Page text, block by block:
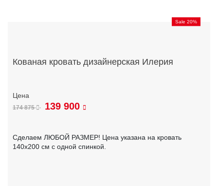
Sale 20%
Кованая кровать дизайнерская Илерия
174 875 139 900
Сделаем ЛЮБОЙ РАЗМЕР! Цена указана на кровать
140х200 см с одной спинкой.